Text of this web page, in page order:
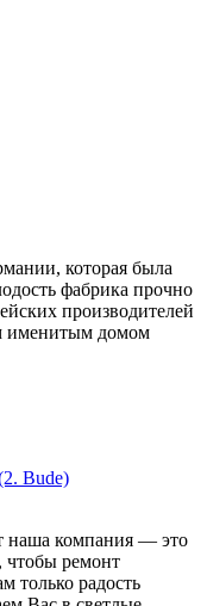
которая была
фабрика прочно
производителей
именитым домом
Bude)
наша компания — это
чтобы ремонт
только радость